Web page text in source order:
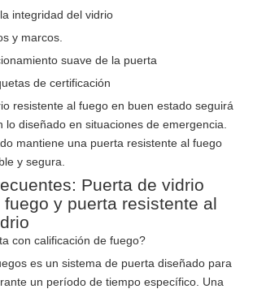
integridad del vidrio
y marcos.
suave de la puerta
de certificación
resistente al fuego en buen estado seguirá
lo diseñado en situaciones de emergencia.
mantiene una puerta resistente al fuego
y segura.
Puerta de vidrio
y puerta resistente al
con calificación de fuego?
es un sistema de puerta diseñado para
un período de tiempo específico. Una